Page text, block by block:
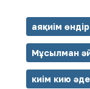
аяқкиім
Мұсылман
киім кию